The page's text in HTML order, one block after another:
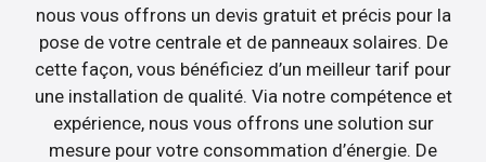
nous vous offrons un devis gratuit et précis pour la
pose de votre centrale et de panneaux solaires. De
cette façon, vous bénéficiez d’un meilleur tarif pour
une installation de qualité. Via notre compétence et
expérience, nous vous offrons une solution sur
mesure pour votre consommation d’énergie. De